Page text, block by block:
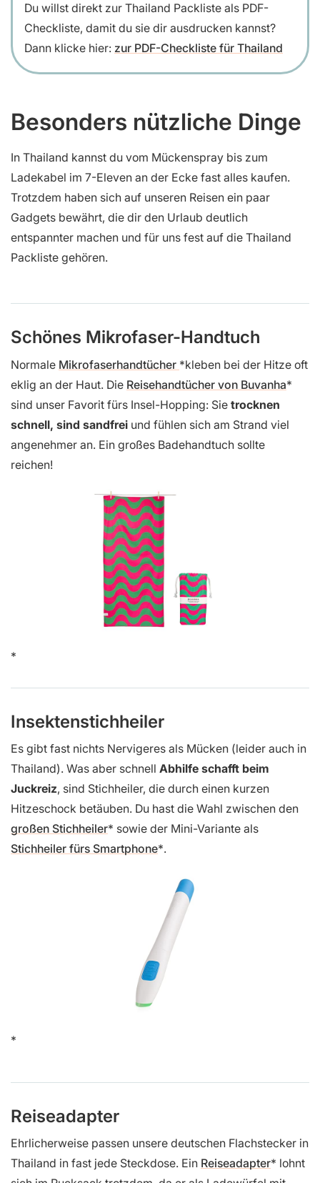
Du willst direkt zur Thailand Packliste als PDF-
Checkliste, damit du sie dir ausdrucken kannst?
Dann klicke hier: zur PDF-Checkliste für Thailand
Besonders nützliche Dinge
In Thailand kannst du vom Mückenspray bis zum
Ladekabel im 7-Eleven an der Ecke fast alles kaufen.
Trotzdem haben sich auf unseren Reisen ein paar
Gadgets bewährt, die dir den Urlaub deutlich
entspannter machen und für uns fest auf die Thailand
Packliste gehören.
Schönes Mikrofaser-Handtuch
Normale Mikrofaserhandtücher
kleben bei der Hitze oft
eklig an der Haut. Die Reisehandtücher von Buvanha
sind unser Favorit fürs Insel-Hopping: Sie trocknen
schnell, sind sandfrei und fühlen sich am Strand viel
angenehmer an. Ein großes Badehandtuch sollte
reichen!
Insektenstichheiler
Es gibt fast nichts Nervigeres als Mücken (leider auch in
Thailand). Was aber schnell Abhilfe schafft beim
Juckreiz, sind Stichheiler, die durch einen kurzen
Hitzeschock betäuben. Du hast die Wahl zwischen den
großen Stichheiler
sowie der Mini-Variante als
Stichheiler fürs Smartphone .
Reiseadapter
Ehrlicherweise passen unsere deutschen Flachstecker in
Thailand in fast jede Steckdose. Ein Reiseadapter
lohnt